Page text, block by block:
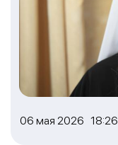
06 мая 2026 18:26